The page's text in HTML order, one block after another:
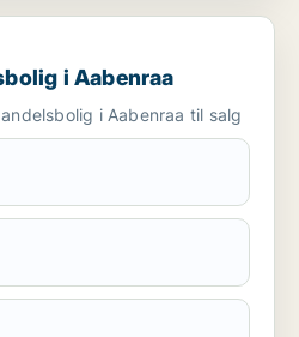
Aabenraa
i Aabenraa
i Aabenraa til salg